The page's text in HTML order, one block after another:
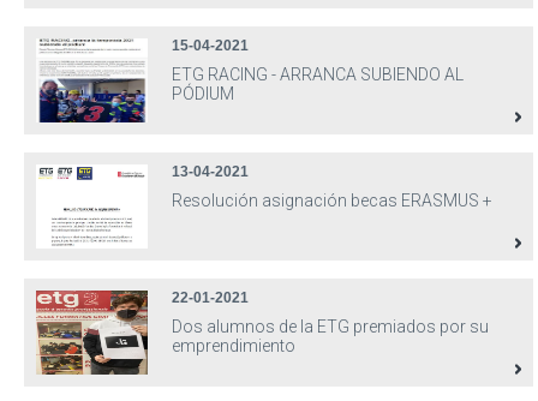
15-04-2021
ETG RACING - ARRANCA SUBIENDO AL
PÓDIUM
13-04-2021
Resolución asignación becas ERASMUS +
22-01-2021
Dos alumnos de la ETG premiados por su
emprendimiento